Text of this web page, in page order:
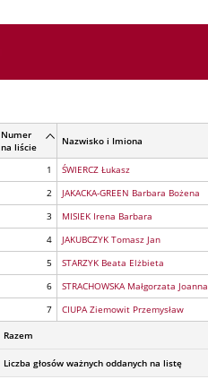
Numer
na liście
Nazwisko i Imiona
1 ŚWIERCZ Łukasz
2
JAKACKA-GREEN Barbara Bożena
3
MISIEK Irena Barbara
4
JAKUBCZYK Tomasz Jan
5
STARZYK Beata Elżbieta
6
STRACHOWSKA Małgorzata Joanna
7
CIUPA Ziemowit Przemysław
Razem
Liczba głosów ważnych oddanych na listę